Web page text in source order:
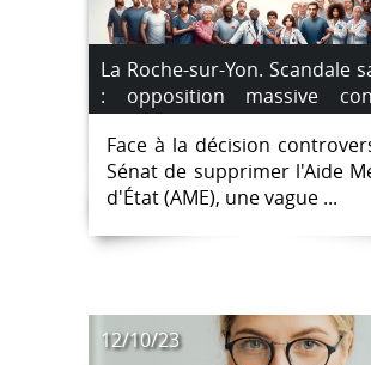
La Roche-sur-Yon. Scandale
: opposition massive
suppression de l’Aide
Face à la décision
Sénat de supprimer l'Aide
d'État (AME), une vague ...
12/10/23